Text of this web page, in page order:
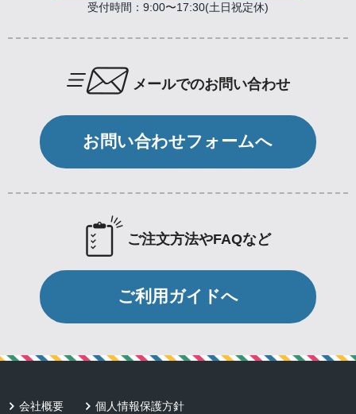
受付時間：9:00〜17:30(土日祝定休)
メールでのお問い合わせ
お問い合わせフォームへ
ご注文方法やFAQなど
ご利用ガイドへ
会社概要 個人情報保護方針